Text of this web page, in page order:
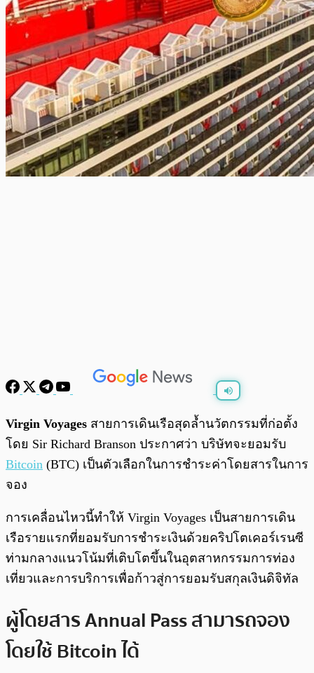
/0:00
Virgin Voyages สายการเดินเรือสุดล้ำนวัตกรรมที่ก่อตั้ง
โดย Sir Richard Branson ประกาศว่า บริษัทจะยอมรับ
Bitcoin (BTC) เป็นตัวเลือกในการชำระค่าโดยสารในการ
จอง
การเคลื่อนไหวนี้ทำให้ Virgin Voyages เป็นสายการเดิน
เรือรายแรกที่ยอมรับการชำระเงินด้วยคริปโตเคอร์เรนซี
ท่ามกลางแนวโน้มที่เติบโตขึ้นในอุตสาหกรรมการท่อง
เที่ยวและการบริการเพื่อก้าวสู่การยอมรับสกุลเงินดิจิทัล
ผู้โดยสาร Annual Pass สามารถจอง
โดยใช้ Bitcoin ได้